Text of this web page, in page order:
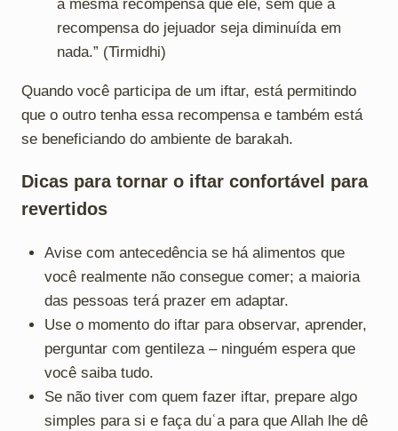
a mesma recompensa que ele, sem que a
recompensa do jejuador seja diminuída em
nada.” (Tirmidhi)
Quando você participa de um iftar, está permitindo
que o outro tenha essa recompensa e também está
se beneficiando do ambiente de barakah.
Dicas para tornar o iftar confortável para
revertidos
Avise com antecedência se há alimentos que
você realmente não consegue comer; a maioria
das pessoas terá prazer em adaptar.
Use o momento do iftar para observar, aprender,
perguntar com gentileza – ninguém espera que
você saiba tudo.
Se não tiver com quem fazer iftar, prepare algo
simples para si e faça duʿa para que Allah lhe dê